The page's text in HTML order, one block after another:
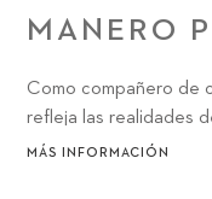
MANERO
Como compañero de
refleja las realidades
naturales nos
MÁS INFORMACIÓN